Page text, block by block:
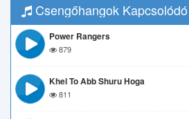
Csengőhangok Kapcsolódó
Power Rangers
879
Khel To Abb Shuru Hoga
811